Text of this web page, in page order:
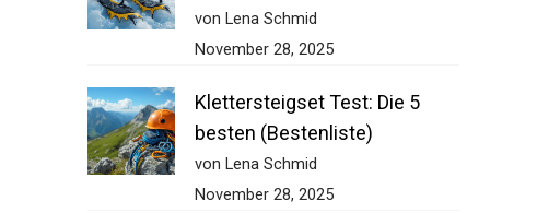
von Lena Schmid
November 28, 2025
Klettersteigset Test: Die 5
besten (Bestenliste)
von Lena Schmid
November 28, 2025